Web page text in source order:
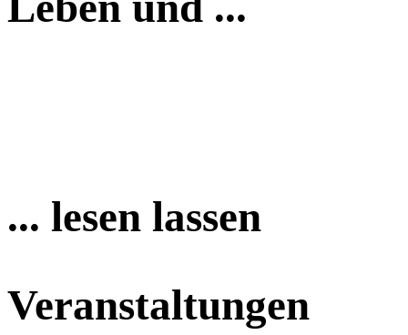
... lesen lassen
Veranstaltungen